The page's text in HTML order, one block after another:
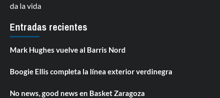
da la vida
Entradas recientes
Mark Hughes vuelve al Barris Nord
Boogie Ellis completa la línea exterior verdinegra
No news, good news en Basket Zaragoza